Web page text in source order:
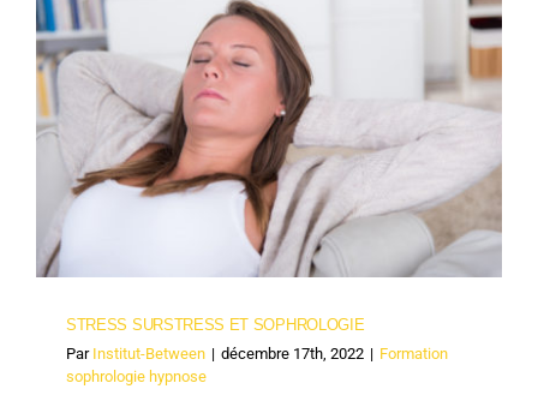
STRESS SURSTRESS ET SOPHROLOGIE
STRESS SURSTRESS ET SOPHROLOGIE
Par Institut-Between | décembre 17th, 2022 | Formation
sophrologie hypnose